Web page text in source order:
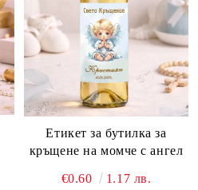
Етикет за бутилка за
кръщене на момче с ангел
€0.60 1.17 лв.